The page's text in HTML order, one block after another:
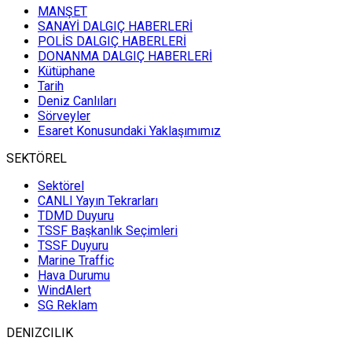
MANŞET
SANAYİ DALGIÇ HABERLERİ
POLİS DALGIÇ HABERLERİ
DONANMA DALGIÇ HABERLERİ
Kütüphane
Tarih
Deniz Canlıları
Sörveyler
Esaret Konusundaki Yaklaşımımız
SEKTÖREL
Sektörel
CANLI Yayın Tekrarları
TDMD Duyuru
TSSF Başkanlık Seçimleri
TSSF Duyuru
Marine Traffic
Hava Durumu
WindAlert
SG Reklam
DENIZCILIK